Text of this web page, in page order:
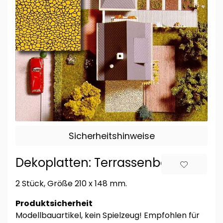
Sicherheitshinweise
Dekoplatten: Terrassenbelag
2 Stück, Größe 210 x 148 mm.
Produktsicherheit
Modellbauartikel, kein Spielzeug! Empfohlen für